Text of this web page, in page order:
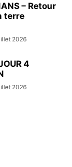
– Retour
terre
2026
4
2026